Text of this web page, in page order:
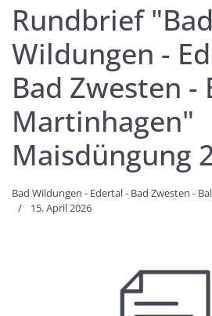
Rundbrief "Bad
Wildungen -
Bad Zwesten -
Martinhagen"
Maisdüngung
Bad Wildungen - Edertal - Bad Zwesten -
15. April 2026